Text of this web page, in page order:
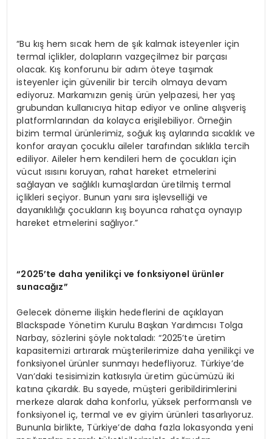
“Bu kış hem sıcak hem de şık kalmak isteyenler için
termal içlikler, dolapların vazgeçilmez bir parçası
olacak. Kış konforunu bir adım öteye taşımak
isteyenler için güvenilir bir tercih olmaya devam
ediyoruz. Markamızın geniş ürün yelpazesi, her yaş
grubundan kullanıcıya hitap ediyor ve online alışveriş
platformlarından da kolayca erişilebiliyor. Örneğin
bizim termal ürünlerimiz, soğuk kış aylarında sıcaklık ve
konfor arayan çocuklu aileler tarafından sıklıkla tercih
ediliyor. Aileler hem kendileri hem de çocukları için
vücut ısısını koruyan, rahat hareket etmelerini
sağlayan ve sağlıklı kumaşlardan üretilmiş termal
içlikleri seçiyor. Bunun yanı sıra işlevselliği ve
dayanıklılığı çocukların kış boyunca rahatça oynayıp
hareket etmelerini sağlıyor.”
“2025’te daha yenilikçi ve fonksiyonel ürünler
sunacağız”
Gelecek döneme ilişkin hedeflerini de açıklayan
Blackspade Yönetim Kurulu Başkan Yardımcısı Tolga
Narbay, sözlerini şöyle noktaladı: “2025’te üretim
kapasitemizi artırarak müşterilerimize daha yenilikçi ve
fonksiyonel ürünler sunmayı hedefliyoruz. Türkiye’de
Van’daki tesisimizin katkısıyla üretim gücümüzü iki
katına çıkardık. Bu sayede, müşteri geribildirimlerini
merkeze alarak daha konforlu, yüksek performanslı ve
fonksiyonel iç, termal ve ev giyim ürünleri tasarlıyoruz.
Bununla birlikte, Türkiye’de daha fazla lokasyonda yeni